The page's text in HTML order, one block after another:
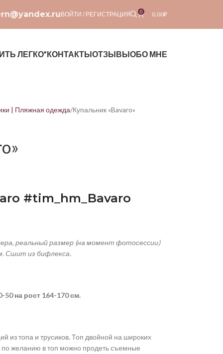
ВОЙТИ / РЕГИСТРАЦИЯ 0 0,00₽
ЛЕГКО”КОНТАКТЫОТЗЫВЫОБО МНЕ
| Пляжная одежда Купальник «Bavaro»
#tim_hm_Bavaro
реальный размер (на момент фотосессии)
Сшит из бифлекса.
50 на рост 164-170 см.
из топа и трусиков. Топ двойной на широких
по желанию в топ можно продеть съемные